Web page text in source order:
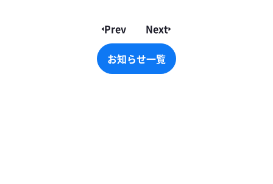
Prev
お知らせ一覧
お知らせ一覧
Next